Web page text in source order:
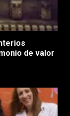
de valor